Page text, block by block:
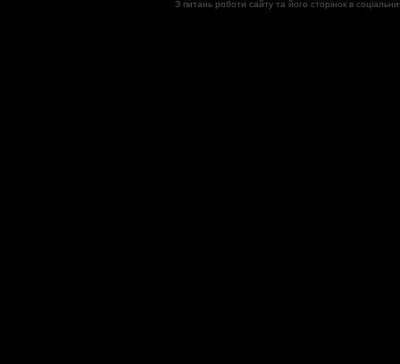
З питань роботи сайту та його сторінок в